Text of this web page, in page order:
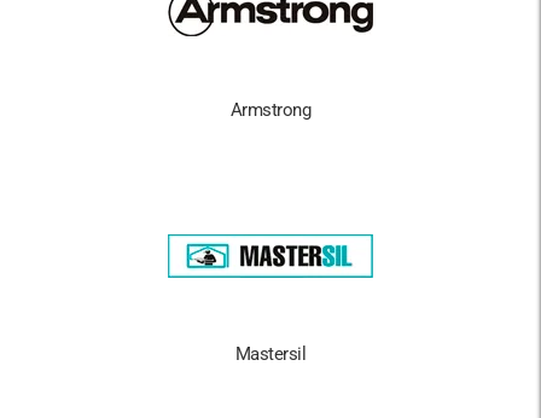
Armstrong
Mastersil